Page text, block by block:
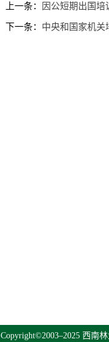
上一条： 因公短期出国培
下一条： 中央和国家机关
Copyright©2003–2025 西南